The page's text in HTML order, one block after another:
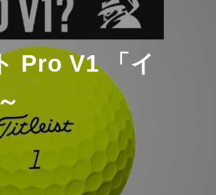
Pro V1 「イ